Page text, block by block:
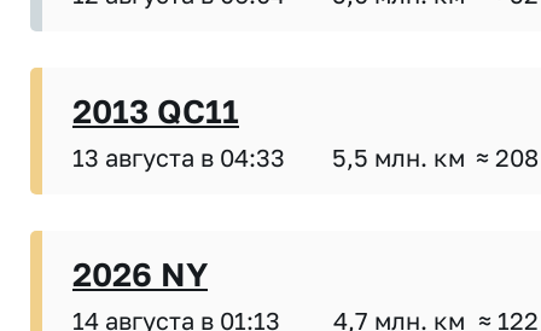
2013 QC11
13 августа в 04:33 5,5 млн. км ≈
2026 NY
14 августа в 01:13 4,7 млн. км ≈